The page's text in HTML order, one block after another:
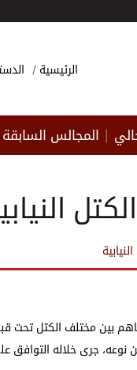
الرئيسية
المجالس السابقة
بين مختلف الكتل تحت
نوعه، جرى خلاله التوافق